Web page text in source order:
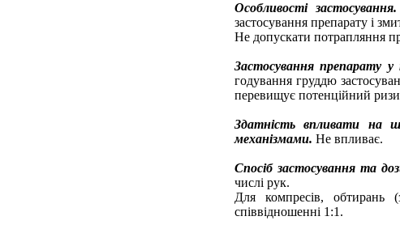
Особливості
застосування препарату і
Не допускати потрапляння
Застосування препарату у
годування груддю
перевищує потенційний
Здатність
впливати на
механізмами. Не впливає.
Спосіб застосування та
числі рук.
Для компресів, обтирань
співвідношенні 1:1.